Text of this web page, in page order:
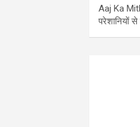
Aaj Ka
परेशानियों